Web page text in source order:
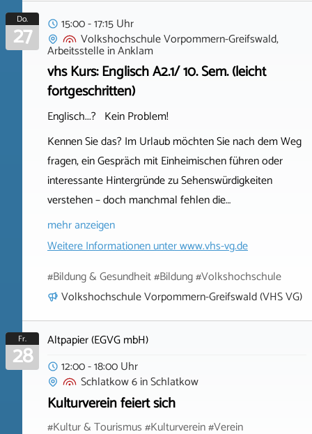
Do.
27
15:00 - 17:15 Uhr
Volkshochschule Vorpommern-Greifswald,
ArbeitsstelleinAnklam
vhs Kurs: Englisch A2.1/ 10. Sem. (leicht
fortgeschritten)
Englisch...? Kein Problem!
Kennen Sie das? Im Urlaub möchten Sie nach dem Weg
fragen, ein Gespräch mit Einheimischen führen oder
interessante Hintergründe zu Sehenswürdigkeiten
verstehen – doch manchmal fehlen die…
mehr anzeigen
Weitere Informationen unterwww.vhs-vg.de
#Bildung & Gesundheit #Bildung #Volkshochschule
Volkshochschule Vorpommern-Greifswald (VHS VG)
Fr.
28
Altpapier (EGVG mbH)
12:00 - 18:00 Uhr
Schlatkow 6inSchlatkow
Kulturverein feiert sich
#Kultur & Tourismus #Kulturverein #Verein